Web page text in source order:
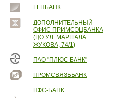
ГЕНБАНК
ДОПОЛНИТЕЛЬНЫЙ
ОФИС ПРИМСОЦБАНКА
(ЦО УЛ. МАРШАЛА
ЖУКОВА, 74/1)
ПАО "ПЛЮС БАНК"
ПРОМСВЯЗЬБАНК
ПФС-БАНК